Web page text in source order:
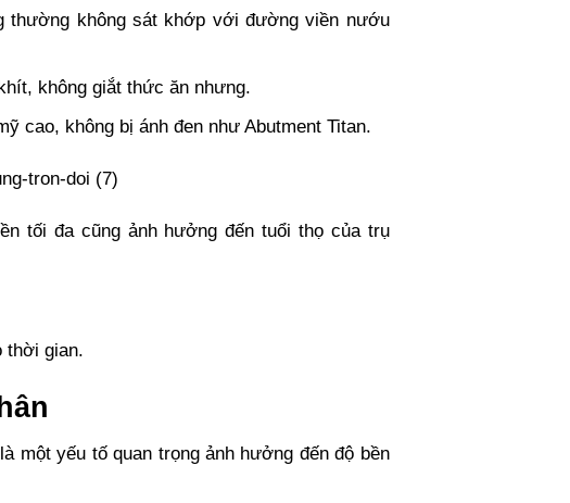
thường không sát khớp với đường viền nướu
không giắt thức ăn nhưng.
cao, không bị ánh đen như Abutment Titan.
tối đa cũng ảnh hưởng đến tuổi thọ của trụ
thời gian.
một yếu tố quan trọng ảnh hưởng đến độ bền